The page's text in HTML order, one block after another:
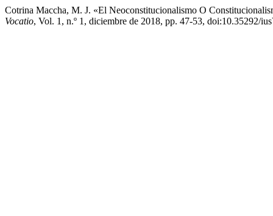
Cotrina Maccha, M. J. «El Neoconstitucionalismo O
Vocatio, Vol. 1, n.º 1, diciembre de 2018, pp. 47-53, doi:10.35292/